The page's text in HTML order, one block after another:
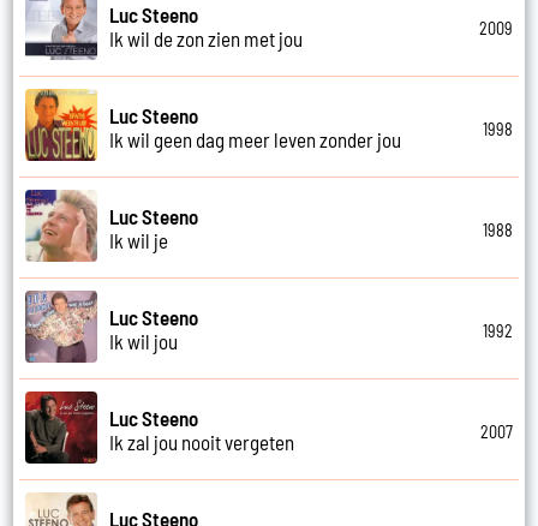
Luc Steeno
Ik wil de zon zien met jou
2009
Luc Steeno
Ik wil geen dag meer leven zonder jou
1998
Luc Steeno
Ik wil je
1988
Luc Steeno
Ik wil jou
1992
Luc Steeno
Ik zal jou nooit vergeten
2007
Luc Steeno